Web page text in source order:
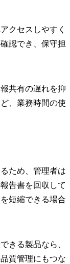
クセスしやすく
認でき、保守担
共有の遅れを抑
、業務時間の使
ため、管理者は
告書を回収して
短縮できる場合
きる製品なら、
質管理にもつな